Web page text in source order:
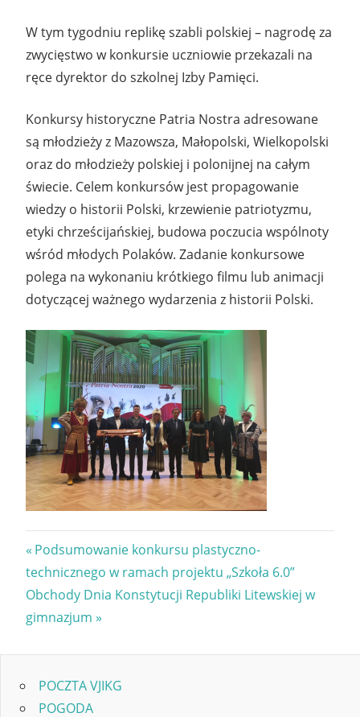
W tym tygodniu replikę szabli polskiej – nagrodę za
zwycięstwo w konkursie uczniowie przekazali na
ręce dyrektor do szkolnej Izby Pamięci.
Konkursy historyczne Patria Nostra adresowane
są młodzieży z Mazowsza, Małopolski, Wielkopolski
oraz do młodzieży polskiej i polonijnej na całym
świecie. Celem konkursów jest propagowanie
wiedzy o historii Polski, krzewienie patriotyzmu,
etyki chrześcijańskiej, budowa poczucia wspólnoty
wśród młodych Polaków. Zadanie konkursowe
polega na wykonaniu krótkiego filmu lub animacji
dotyczącej ważnego wydarzenia z historii Polski.
Nawigacja
wpisu
Previous
Post:
Podsumowanie konkursu plastyczno-
technicznego w ramach projektu „Szkoła 6.0”
Next
Post:
Obchody Dnia Konstytucji Republiki Litewskiej w
gimnazjum
POCZTA VJIKG
POGODA